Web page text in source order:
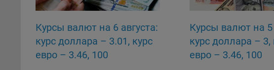
версии сайта, а
Помимо настроек
могут принять или
настройках своего
Сохранить мои
Курсы валют на 6 августа:
курс доллара – 3.01, курс
евро – 3.46, 100
Курсы валют на 5
курс доллара – 3,
евро – 3.46, 100